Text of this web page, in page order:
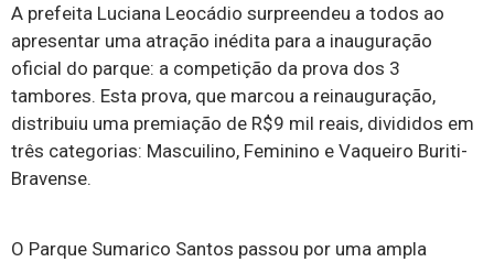
A prefeita Luciana Leocádio surpreendeu a todos ao
apresentar uma atração inédita para a inauguração
oficial do parque: a competição da prova dos 3
tambores. Esta prova, que marcou a reinauguração,
distribuiu uma premiação de R$9 mil reais, divididos em
três categorias: Mascuilino, Feminino e Vaqueiro Buriti-
Bravense.
O Parque Sumarico Santos passou por uma ampla